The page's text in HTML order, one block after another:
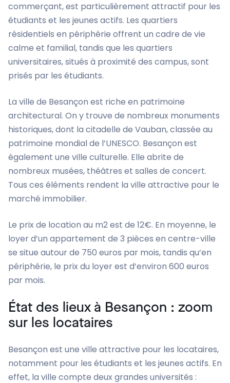
commerçant, est particulièrement attractif pour les
étudiants et les jeunes actifs. Les quartiers
résidentiels en périphérie offrent un cadre de vie
calme et familial, tandis que les quartiers
universitaires, situés à proximité des campus, sont
prisés par les étudiants.
La ville de Besançon est riche en patrimoine
architectural. On y trouve de nombreux monuments
historiques, dont la citadelle de Vauban, classée au
patrimoine mondial de l’UNESCO. Besançon est
également une ville culturelle. Elle abrite de
nombreux musées, théâtres et salles de concert.
Tous ces éléments rendent la ville attractive pour le
marché immobilier.
Le prix de location au m2 est de 12€. En moyenne, le
loyer d’un appartement de 3 pièces en centre-ville
se situe autour de 750 euros par mois, tandis qu’en
périphérie, le prix du loyer est d’environ 600 euros
par mois.
État des lieux à Besançon : zoom
sur les locataires
Besançon est une ville attractive pour les locataires,
notamment pour les étudiants et les jeunes actifs. En
effet, la ville compte deux grandes universités :